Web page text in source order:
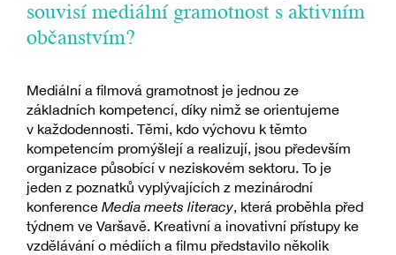
souvisí mediální gramotnost s aktivním
občanstvím?
Mediální a filmová gramotnost je jednou ze
základních kompetencí, díky nimž se orientujeme
v každodennosti. Těmi, kdo výchovu k těmto
kompetencím promýšlejí a realizují, jsou především
organizace působící v neziskovém sektoru. To je
jeden z poznatků vyplývajících z mezinárodní
konference Media meets literacy, která proběhla před
týdnem ve Varšavě. Kreativní a inovativní přístupy ke
vzdělávání o médiích a filmu představilo několik